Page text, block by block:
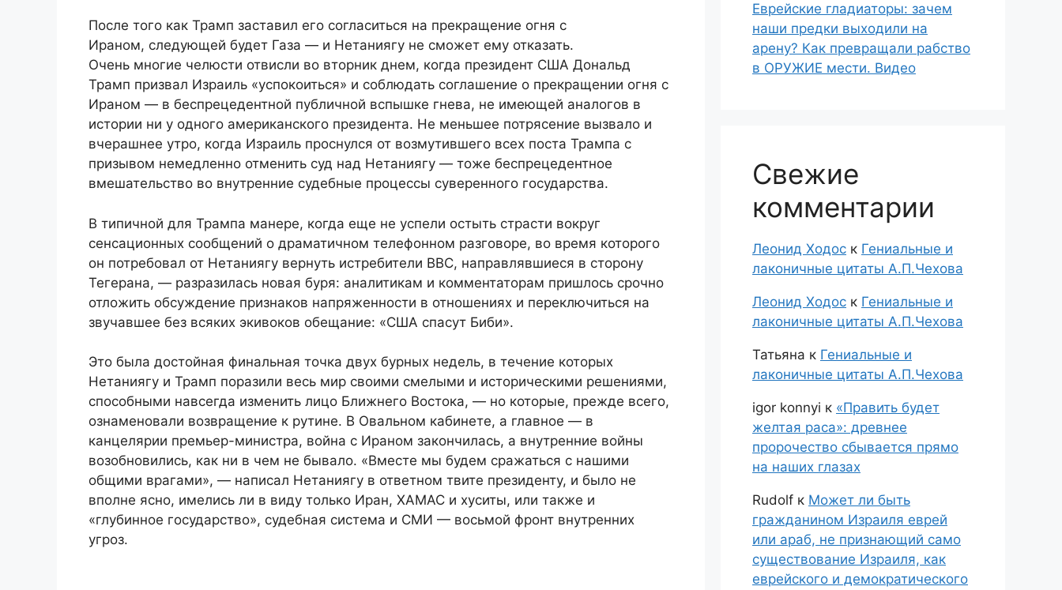
После того как Трамп заставил его согласиться на прекращение огня с
Ираном, следующей будет Газа — и Нетаниягу не сможет ему отказать.
Очень многие челюсти отвисли во вторник днем, когда президент США Дональд
Трамп призвал Израиль «успокоиться» и соблюдать соглашение о прекращении огня с
Ираном — в беспрецедентной публичной вспышке гнева, не имеющей аналогов в
истории ни у одного американского президента. Не меньшее потрясение вызвало и
вчерашнее утро, когда Израиль проснулся от возмутившего всех поста Трампа с
призывом немедленно отменить суд над Нетаниягу — тоже беспрецедентное
вмешательство во внутренние судебные процессы суверенного государства.
В типичной для Трампа манере, когда еще не успели остыть страсти вокруг
сенсационных сообщений о драматичном телефонном разговоре, во время которого
он потребовал от Нетаниягу вернуть истребители ВВС, направлявшиеся в сторону
Тегерана, — разразилась новая буря: аналитикам и комментаторам пришлось срочно
отложить обсуждение признаков напряженности в отношениях и переключиться на
звучавшее без всяких экивоков обещание: «США спасут Биби».
Это была достойная финальная точка двух бурных недель, в течение которых
Нетаниягу и Трамп поразили весь мир своими смелыми и историческими решениями,
способными навсегда изменить лицо Ближнего Востока, — но которые, прежде всего,
ознаменовали возвращение к рутине. В Овальном кабинете, а главное — в
канцелярии премьер-министра, война с Ираном закончилась, а внутренние войны
возобновились, как ни в чем не бывало. «Вместе мы будем сражаться с нашими
общими врагами», — написал Нетаниягу в ответном твите президенту, и было не
вполне ясно, имелись ли в виду только Иран, ХАМАС и хуситы, или также и
«глубинное государство», судебная система и СМИ — восьмой фронт внутренних
угроз.
Еврейские гладиаторы: зачем
наши предки выходили на
арену? Как превращали рабство
в ОРУЖИЕ мести. Видео
Свежие
комментарии
Леонид Ходос к Гениальные и
лаконичные цитаты А.П.Чехова
Леонид Ходос к Гениальные и
лаконичные цитаты А.П.Чехова
Татьяна к Гениальные и
лаконичные цитаты А.П.Чехова
igor konnyi к «Править будет
желтая раса»: древнее
пророчество сбывается прямо
на наших глазах
Rudolf к Может ли быть
гражданином Израиля еврей
или араб, не признающий само
существование Израиля, как
еврейского и демократического